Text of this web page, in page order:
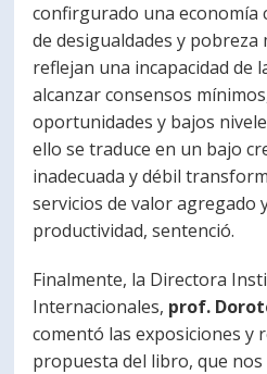
confirgurado una economía
de desigualdades y
reflejan una incapacidad de
alcanzar consensos
oportunidades y bajos
ello se traduce en un bajo
inadecuada y débil
servicios de valor agregado
productividad, sentenció.
Finalmente, la Directora
Internacionales, prof.
comentó las exposiciones y
propuesta del libro, que